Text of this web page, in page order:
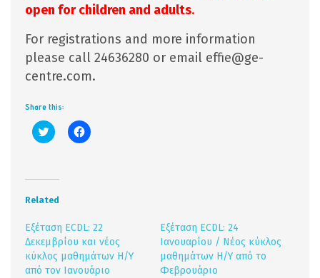
open for children and adults.
For registrations and more information
please call 24636280 or email effie@ge-
centre.com.
Share this:
Click
to
(Opens
new
window)
Click
to
Related
Εξέταση ECDL: 22
Δεκεμβρίου και νέος
κύκλος μαθημάτων Η/Y
από τον Ιανουάριο
Εξέταση ECDL: 24
Ιανουαρίου / Νέος κύκλος
μαθημάτων Η/Υ από το
Φεβρουάριο